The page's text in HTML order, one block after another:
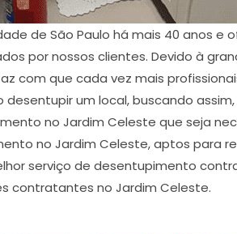
de São Paulo há mais 40 anos e
por nossos clientes. Devido à
com que cada vez mais
um local, buscando
no Jardim Celeste que seja
no Jardim Celeste, aptos para
serviço de desentupimento
contratantes no Jardim Celeste.